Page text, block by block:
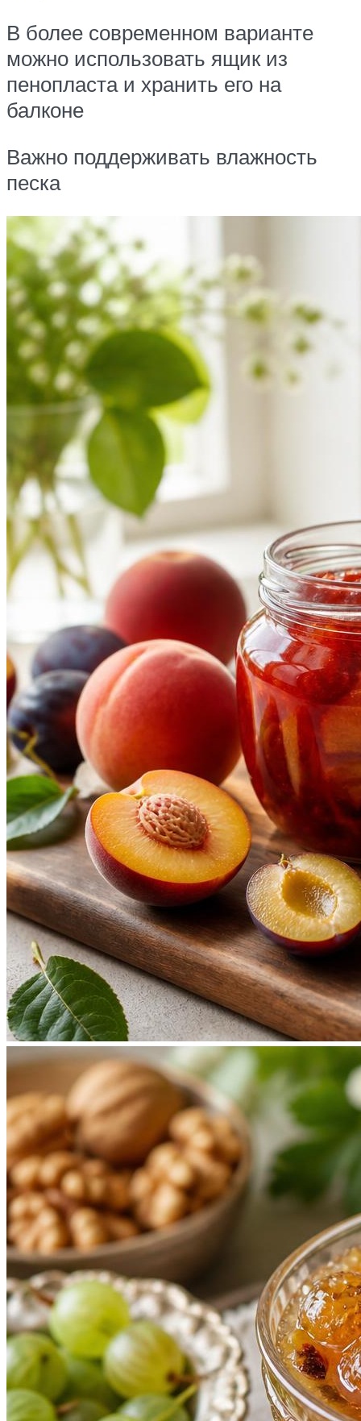
В более современном варианте
можно использовать ящик из
пенопласта и хранить его на
балконе
Важно поддерживать влажность
песка